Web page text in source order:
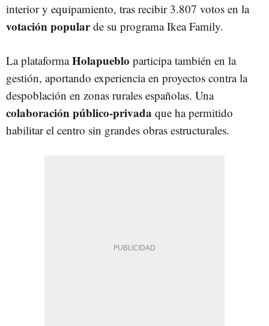
interior y equipamiento, tras recibir 3.807 votos en la
votación popularde su programa Ikea Family.
La plataformaHolapueblo participa también en la
gestión, aportando experiencia en proyectos contra la
despoblación en zonas rurales españolas. Una
colaboración público-privada que ha permitido
habilitar el centro sin grandes obras estructurales.